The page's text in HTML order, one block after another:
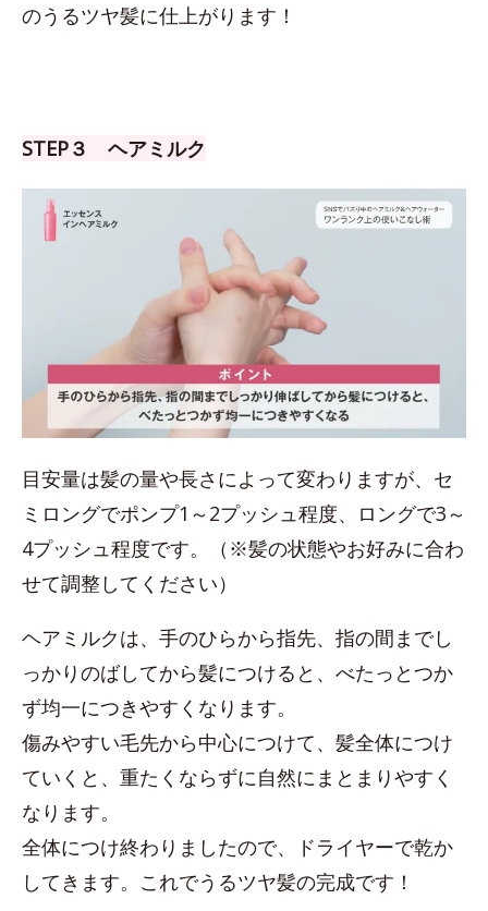
のうるツヤ髪に仕上がります！
STEP３ ヘアミルク
目安量は髪の量や長さによって変わりますが、セ
ミロングでポンプ1～2プッシュ程度、ロングで3～
4プッシュ程度です。（※髪の状態やお好みに合わ
せて調整してください）
ヘアミルクは、手のひらから指先、指の間までし
っかりのばしてから髪につけると、べたっとつか
ず均一につきやすくなります。
傷みやすい毛先から中心につけて、髪全体につけ
ていくと、重たくならずに自然にまとまりやすく
なります。
全体につけ終わりましたので、ドライヤーで乾か
してきます。これでうるツヤ髪の完成です！